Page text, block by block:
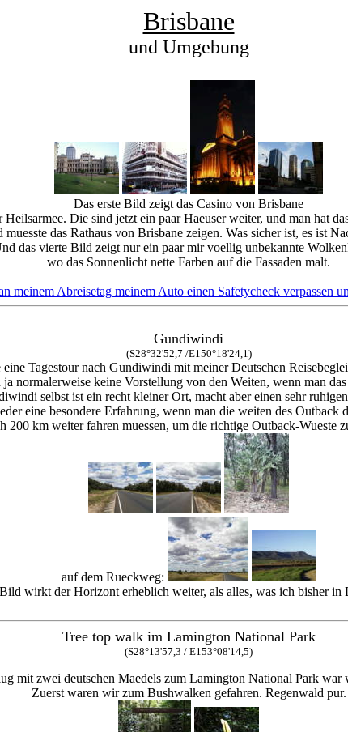
Brisbane
und Umgebung
Das erste Bild zeigt das Casino von Brisbane
Die sind jetzt ein paar Haeuser weiter, und man hat
das Rathaus von Brisbane zeigen. Was sicher ist, es ist
das vierte Bild zeigt nur ein paar mir voellig unbekannte
wo das Sonnenlicht nette Farben auf die Fassaden malt.
meinem Abreisetag meinem Auto einen Safetycheck verpassen
Gundiwindi
(S28°32'52,7 /E150°18'24,1)
eine Tagestour nach Gundiwindi mit meiner Deutschen
normalerweise keine Vorstellung von den Weiten, wenn man
selbst ist ein recht kleiner Ort, macht aber einen sehr
eine besondere Erfahrung, wenn man die weiten des
200 km weiter fahren muessen, um die richtige Outback-Wueste
auf dem Rueckweg:
wirkt der Horizont erheblich weiter, als alles, was ich bisher in
Tree top walk im Lamington National Park
(S28°13'57,3 / E153°08'14,5)
mit zwei deutschen Maedels zum Lamington National Park war
Zuerst waren wir zum Bushwalken gefahren. Regenwald pur.